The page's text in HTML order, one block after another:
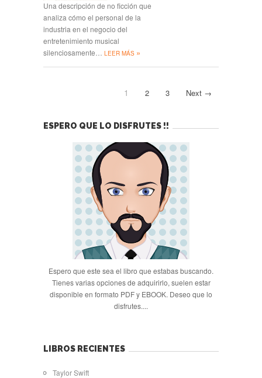
Una descripción de no ficción que
analiza cómo el personal de la
industria en el negocio del
entretenimiento musical
silenciosamente…
LEER MÁS »
1 2 3 Next →
ESPERO QUE LO DISFRUTES !!
Espero que este sea el libro que estabas buscando.
Tienes varias opciones de adquirirlo, suelen estar
disponible en formato PDF y EBOOK. Deseo que lo
disfrutes....
LIBROS RECIENTES
Taylor Swift